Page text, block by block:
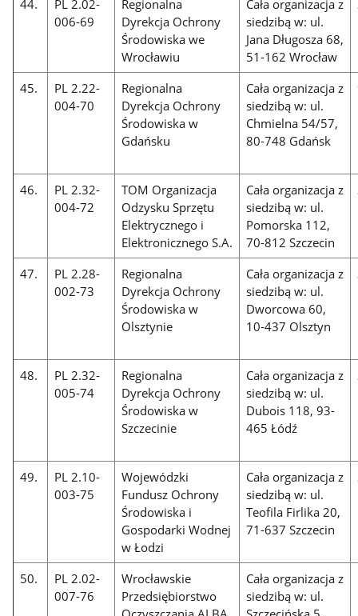
44.
PL 2.02-
006-69
Regionalna
Dyrekcja Ochrony
Środowiska we
Wrocławiu
Cała organizacja z
siedzibą w: ul.
Jana Długosza 68,
51-162 Wrocław
45.
PL 2.22-
004-70
Regionalna
Dyrekcja Ochrony
Środowiska w
Gdańsku
Cała organizacja z
siedzibą w: ul.
Chmielna 54/57,
80-748 Gdańsk
46.
PL 2.32-
004-72
TOM Organizacja
Odzysku Sprzętu
Elektrycznego i
Elektronicznego S.A.
Cała organizacja z
siedzibą w: ul.
Pomorska 112,
70-812 Szczecin
47.
PL 2.28-
002-73
Regionalna
Dyrekcja Ochrony
Środowiska w
Olsztynie
Cała organizacja z
siedzibą w: ul.
Dworcowa 60,
10-437 Olsztyn
48.
PL 2.32-
005-74
Regionalna
Dyrekcja Ochrony
Środowiska w
Szczecinie
Cała organizacja z
siedzibą w: ul.
Dubois 118, 93-
465 Łódź
49.
PL 2.10-
003-75
Wojewódzki
Fundusz Ochrony
Środowiska i
Gospodarki Wodnej
w Łodzi
Cała organizacja z
siedzibą w: ul.
Teofila Firlika 20,
71-637 Szczecin
50.
PL 2.02-
007-76
Wrocławskie
Przedsiębiorstwo
Cała organizacja z
siedzibą w: ul.